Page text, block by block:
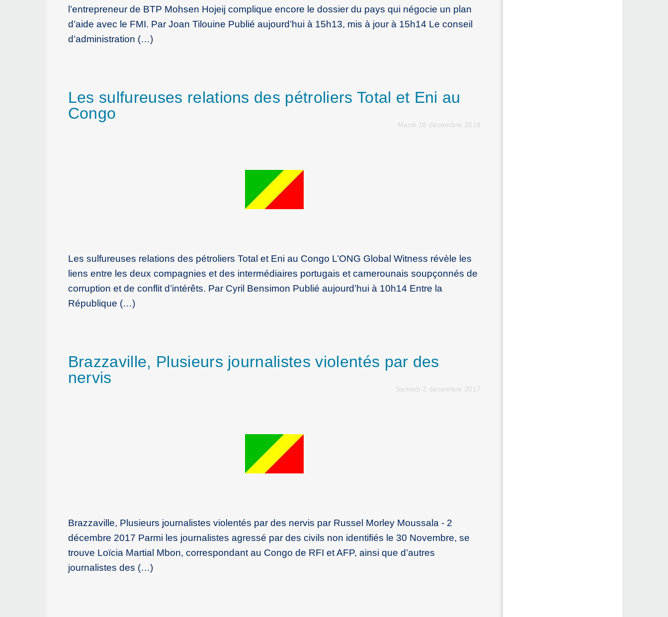
l’entrepreneur de BTP Mohsen Hojeij complique encore le dossier du pays qui négocie un plan
d’aide avec le FMI. Par Joan Tilouine Publié aujourd’hui à 15h13, mis à jour à 15h14 Le conseil
d’administration (…)
Les sulfureuses relations des pétroliers Total et Eni au
Congo
Mardi 18 décembre 2018
Les sulfureuses relations des pétroliers Total et Eni au Congo L’ONG Global Witness révèle les
liens entre les deux compagnies et des intermédiaires portugais et camerounais soupçonnés de
corruption et de conflit d’intérêts. Par Cyril Bensimon Publié aujourd’hui à 10h14 Entre la
République (…)
Brazzaville, Plusieurs journalistes violentés par des
nervis
Samedi 2 décembre 2017
Brazzaville, Plusieurs journalistes violentés par des nervis par Russel Morley Moussala - 2
décembre 2017 Parmi les journalistes agressé par des civils non identifiés le 30 Novembre, se
trouve Loïcia Martial Mbon, correspondant au Congo de RFI et AFP, ainsi que d’autres
journalistes des (…)